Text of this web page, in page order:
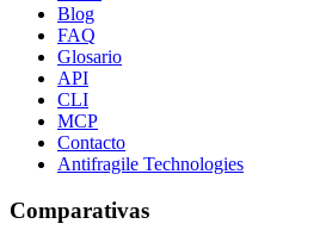
Blog
FAQ
Glosario
API
CLI
MCP
Contacto
Antifragile Technologies
Comparativas